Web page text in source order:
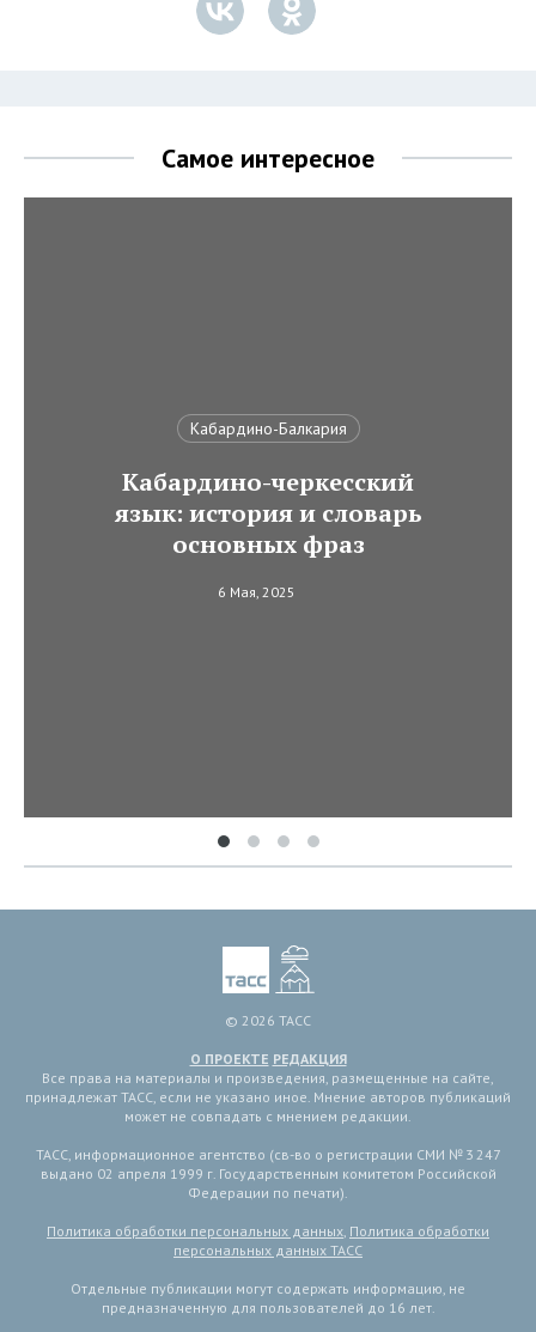
Самое интересное
Кабардино-Балкария
Кабардино-черкесский
язык: история и словарь
основных фраз
6 Мая, 2025
© 2026 ТАСС
О ПРОЕКТЕ РЕДАКЦИЯ
Все права на материалы и произведения, размещенные на сайте,
принадлежат ТАСС, если не указано иное. Мнение авторов публикаций
может не совпадать с мнением редакции.
ТАСС, информационное агентство (св-во о регистрации СМИ № 3 247
выдано 02 апреля 1999 г. Государственным комитетом Российской
Федерации по печати).
Политика обработки персональных данных, Политика обработки
персональных данных ТАСС
Отдельные публикации могут содержать информацию, не
предназначенную для пользователей до 16 лет.